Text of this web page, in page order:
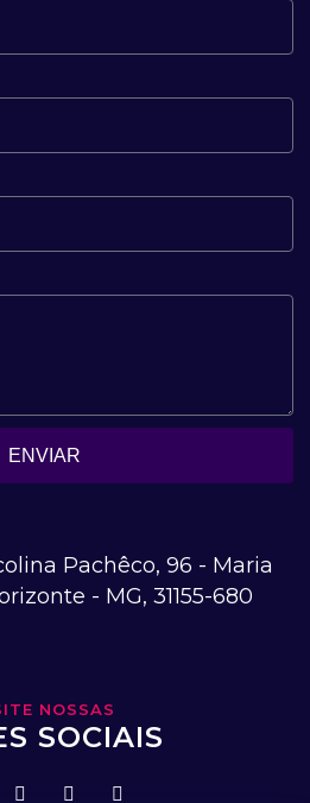
ENVIAR
Pachêco, 96 - Maria
- MG, 31155-680
NOSSAS
SOCIAIS